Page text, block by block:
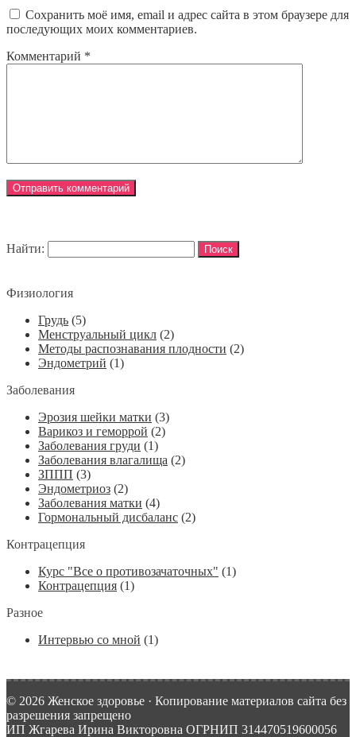
Сохранить моё имя, email и адрес сайта в этом браузере для
последующих моих комментариев.
Комментарий *
Найти:
Физиология
Грудь (5)
Менструальный цикл (2)
Методы распознавания плодности (2)
Эндометрий (1)
Заболевания
Эрозия шейки матки (3)
Варикоз и геморрой (2)
Заболевания груди (1)
Заболевания влагалища (2)
ЗППП (3)
Эндометриоз (2)
Заболевания матки (4)
Гормональный дисбаланс (2)
Контрацепция
Курс "Все о противозачаточных" (1)
Контрацепция (1)
Разное
Интервью со мной (1)
© 2026 Женское здоровье · Копирование материалов сайта без
разрешения запрещено
ИП Жгарева Ирина Викторовна ОГРНИП 314470519600056